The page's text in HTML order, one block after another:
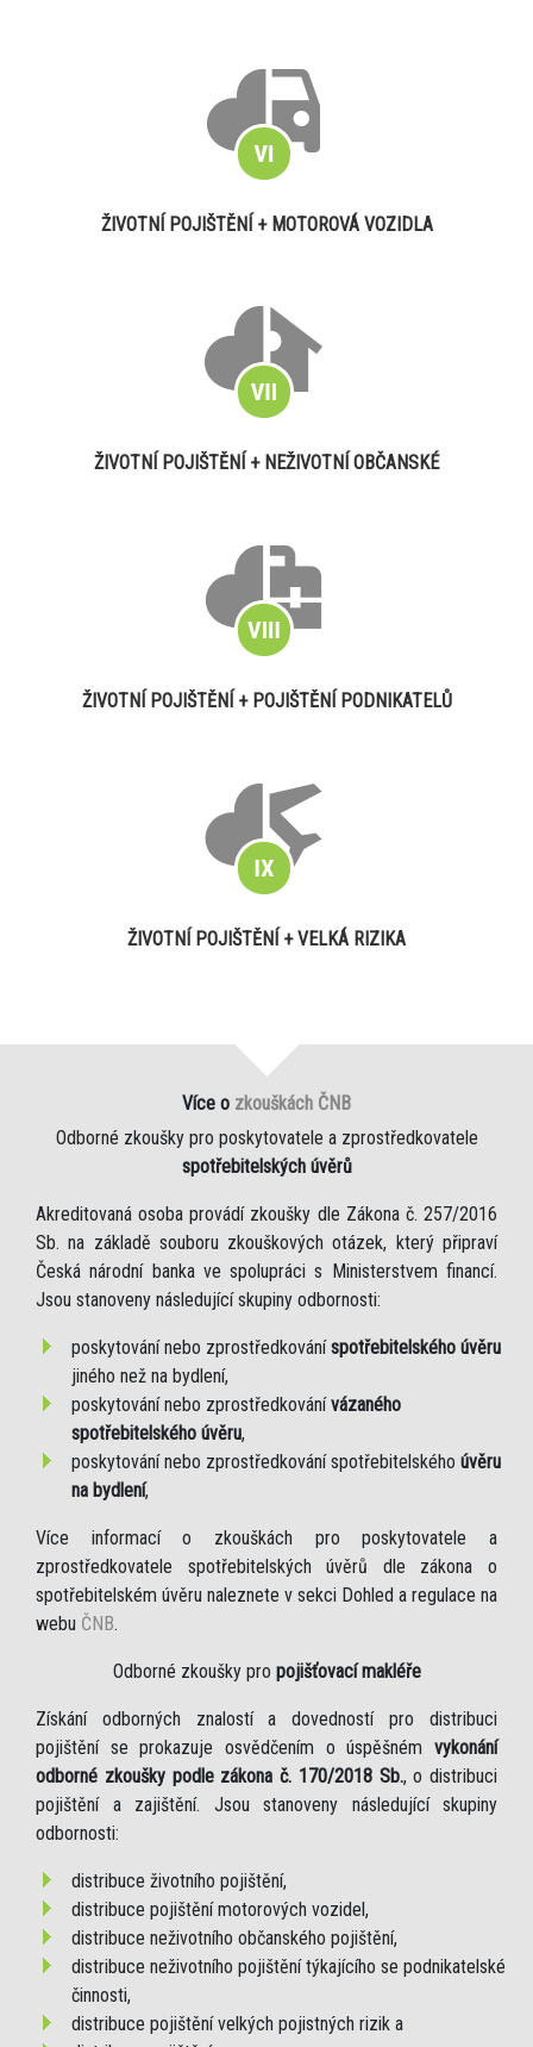
ŽIVOTNÍ POJIŠTĚNÍ + MOTOROVÁ VOZIDLA
ŽIVOTNÍ POJIŠTĚNÍ + NEŽIVOTNÍ OBČANSKÉ
ŽIVOTNÍ POJIŠTĚNÍ + POJIŠTĚNÍ PODNIKATELŮ
ŽIVOTNÍ POJIŠTĚNÍ + VELKÁ RIZIKA
Více o zkouškách ČNB
Odborné zkoušky pro poskytovatele a zprostředkovatele
spotřebitelských úvěrů
Akreditovaná osoba provádí zkoušky dle Zákona č. 257/2016
Sb. na základě souboru zkouškových otázek, který připraví
Česká národní banka ve spolupráci s Ministerstvem financí.
Jsou stanoveny následující skupiny odbornosti:
poskytování nebo zprostředkováníspotřebitelského úvěru
jiného než na bydlení,
poskytování nebo zprostředkovánívázaného
spotřebitelského úvěru,
poskytování nebo zprostředkování spotřebitelského úvěru
na bydlení,
Více informací o zkouškách pro poskytovatele a
zprostředkovatele spotřebitelských úvěrů dle zákona o
spotřebitelském úvěru naleznete v sekci Dohled a regulace na
webu ČNB.
Odborné zkoušky pro pojišťovací makléře
Získání odborných znalostí a dovedností pro distribuci
pojištění se prokazuje osvědčením o úspěšném vykonání
odborné zkoušky podle zákona č. 170/2018 Sb., o distribuci
pojištění a zajištění. Jsou stanoveny následující skupiny
odbornosti:
distribuce životního pojištění,
distribuce pojištění motorových vozidel,
distribuce neživotního občanského pojištění,
distribuce neživotního pojištění týkajícího se podnikatelské
činnosti,
distribuce pojištění velkých pojistných rizik a